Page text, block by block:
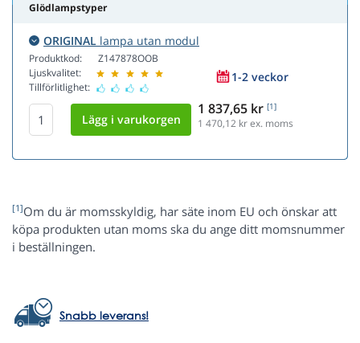
Glödlampstyper
ORIGINAL lampa utan modul
Produktkod:
Ljuskvalitet:
Tillförlitlighet:
Z147878OOB
1-2 veckor
1 837,65 kr [1]
1 470,12 kr ex. moms
[1]Om du är momsskyldig, har säte inom EU och önskar att
köpa produkten utan moms ska du ange ditt momsnummer
i beställningen.
Snabb leverans!